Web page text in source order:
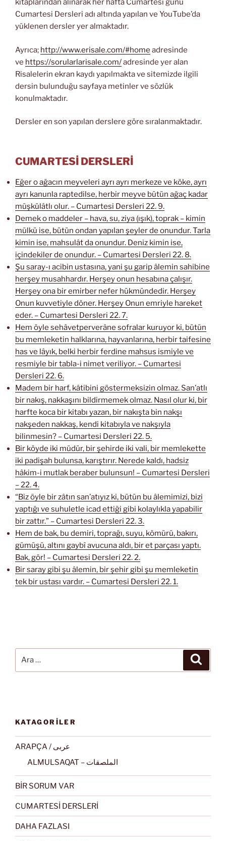
kitaplarından alınarak her hafta Cumartesi günü
Cumartesi Dersleri adı altında yapılan ve YouTube’da
yüklenen dersler yer almaktadır.
Ayrıca; http://www.erisale.com/#home adresinde
ve https://sorularlarisale.com/adresinde yer alan
Risalelerin ekran kaydı yapılmakta ve sitemizde ilgili
dersin bulunduğu sayfaya metinler ve sözlük
konulmaktadır.
Dersler en son yapılan derslere göre sıralanmaktadır.
CUMARTESİ DERSLERİ
Eğer o ağacın meyveleri ayrı ayrı merkeze ve köke, ayrı
ayrı kanunla raptedilse, herbir meyve bütün ağaç kadar
müşkülâtlı olur. – Cumartesi Dersleri 22. 9.
Demek o maddeler – hava, su, ziya (ışık), toprak – kimin
mülkü ise, bütün ondan yapılan şeyler de onundur. Tarla
kimin ise, mahsulât da onundur. Deniz kimin ise,
içindekiler de onundur. – Cumartesi Dersleri 22. 8.
Şu saray-ı acibin ustasına, yani şu garip âlemin sahibine
herşey musahhardır. Herşey onun hesabına çalışır.
Herşey ona bir emirber nefer hükmündedir. Herşey
Onun kuvvetiyle döner. Herşey Onun emriyle hareket
eder. – Cumartesi Dersleri 22. 7.
Hem öyle sehâvetperverâne sofralar kuruyor ki, bütün
bu memleketin halklarına, hayvanlarına, herbir taifesine
has ve lâyık, belki herbir ferdine mahsus ismiyle ve
resmiyle bir tabla-i nimet veriliyor. – Cumartesi
Dersleri 22. 6.
Madem bir harf, kâtibini göstermeksizin olmaz. San’atlı
bir nakış, nakkaşını bildirmemek olmaz. Nasıl olur ki, bir
harfte koca bir kitabı yazan, bir nakışta bin nakşı
nakşeden nakkaş, kendi kitabıyla ve nakşıyla
bilinmesin? – Cumartesi Dersleri 22. 5.
Bir köyde iki müdür, bir şehirde iki vali, bir memlekette
iki padişah bulunsa, karıştırır. Nerede kaldı, hadsiz
hâkim-i mutlak beraber bulunsun! – Cumartesi Dersleri
– 22. 4.
“Biz öyle bir zâtın san’atıyız ki, bütün bu âlemimizi, bizi
yaptığı ve suhuletle icad ettiği gibi kolaylıkla yapabilir
bir zattır.” – Cumartesi Dersleri 22. 3.
Hem de bak, bu demiri, toprağı, suyu, kömürü, bakırı,
gümüşü, altını gaybî avucuna aldı, bir et parçası yaptı.
Bak, gör! – Cumartesi Dersleri 22. 2.
Bir saray gibi şu âlemin, bir şehir gibi şu memleketin
tek bir ustası vardır. – Cumartesi Dersleri 22. 1.
KATAGORİLER
ARAPÇA / عربى
ALMULSAQAT – الملصقات
BİR SORUM VAR
CUMARTESİ DERSLERİ
DAHA FAZLASI